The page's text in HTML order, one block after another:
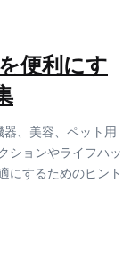
便利にす
、美容、ペット用
ションやライフハッ
にするためのヒント